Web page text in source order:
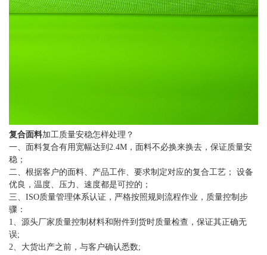
复合面料加工质量安稳怎样处理？
一、面料复合有用宽幅达到2.4M，面料不必换来换去，保证质量安
稳；
二、根据客户的面料、产品工作、要求制定对应的复合工艺； 设备
优良，温度、压力、速度都是可控的；
三、ISO质量管理体系认证，严格按照规则流程作业，质量控制步
骤：
1、源头厂家质量控制材料和附件到货时质量检查，保证其正确无
误;
2、大货出产之前，与客户确认悉数;